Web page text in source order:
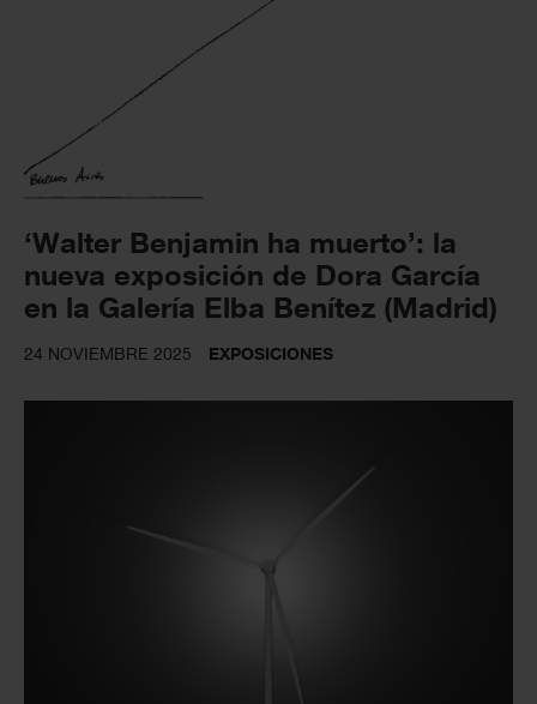
‘Walter Benjamin ha muerto’: la
nueva exposición de Dora García
en la Galería Elba Benítez (Madrid)
24 NOVIEMBRE 2025 EXPOSICIONES